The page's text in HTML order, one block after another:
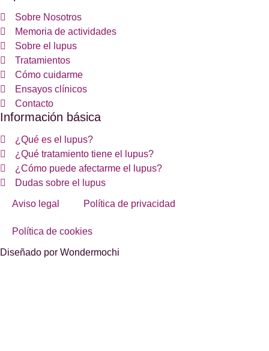
Sobre Nosotros
Memoria de actividades
Sobre el lupus
Tratamientos
Cómo cuidarme
Ensayos clínicos
Contacto
Información básica
¿Qué es el lupus?
¿Qué tratamiento tiene el lupus?
¿Cómo puede afectarme el lupus?
Dudas sobre el lupus
Aviso legal Política de privacidad
Política de cookies
Diseñado por Wondermochi